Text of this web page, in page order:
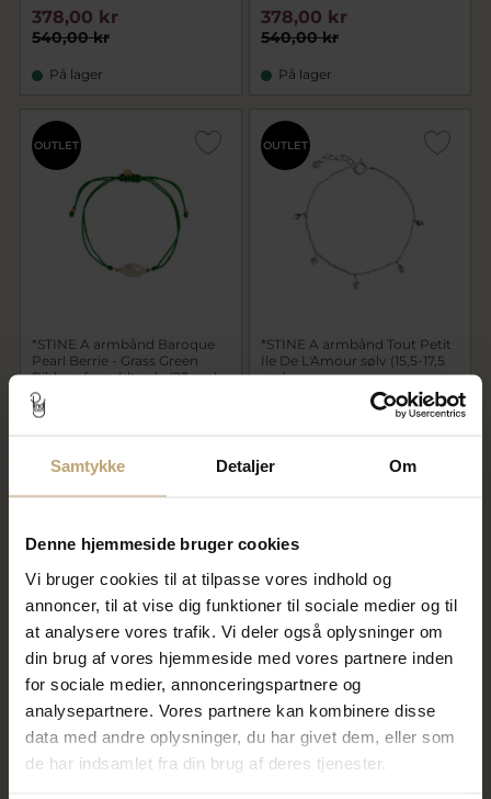
Samtykke Detaljer Om
Denne hjemmeside bruger cookies
Vi bruger cookies til at tilpasse vores indhold og
annoncer, til at vise dig funktioner til sociale medier og til
at analysere vores trafik. Vi deler også oplysninger om
din brug af vores hjemmeside med vores partnere inden
for sociale medier, annonceringspartnere og
analysepartnere. Vores partnere kan kombinere disse
data med andre oplysninger, du har givet dem, eller som
de har indsamlet fra din brug af deres tjenester.
540,00 kr
378,00 kr
På lager
540,00 kr
378,00 kr
På lager
OUTLET
*STINE A armbånd Baroque
Pearl Berrie - Grass Green
Ribbon forgyldt sølv (23 cm)
188,30 kr
På lager
OUTLET
*STINE A armbånd Tout Petit
Ile De L'Amour sølv (15,5-17,5
cm)
STINE A armbånd
PlanBørnefonden Petit Flow
forgyldt sølv m. cz (15,5-18
STINE A armbånd Perlie
Creme Blue and Pink forgyldt
sølv (17-23 cm)